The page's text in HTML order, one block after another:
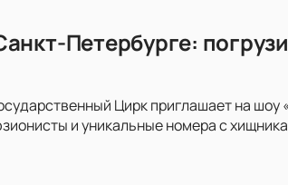
Петербурге:
Цирк приглашает на шоу
и уникальные номера с